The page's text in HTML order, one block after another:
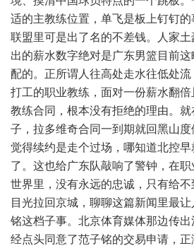
适的主教练位置，单飞是板上钉钉
联盟里可是出了名的不差钱。人家
出的薪水数字绝对是广东男篮目前
配的。正所谓人往高处走水往低处
打工的职业教练，面对一份薪水翻
教练合同，根本没有拒绝的理由。
子，拉多维奇合同一到期就回黑山
觉得续约是走个过场，哪知道北控
了。这也给广东队敲响了警钟，在
世界里，没有永远的忠诚，只有给
目光拉回京城，聊聊这篇新闻里最
铭这档子事。北京体育媒体那边传
经点头同意了范子铭的交易申请，